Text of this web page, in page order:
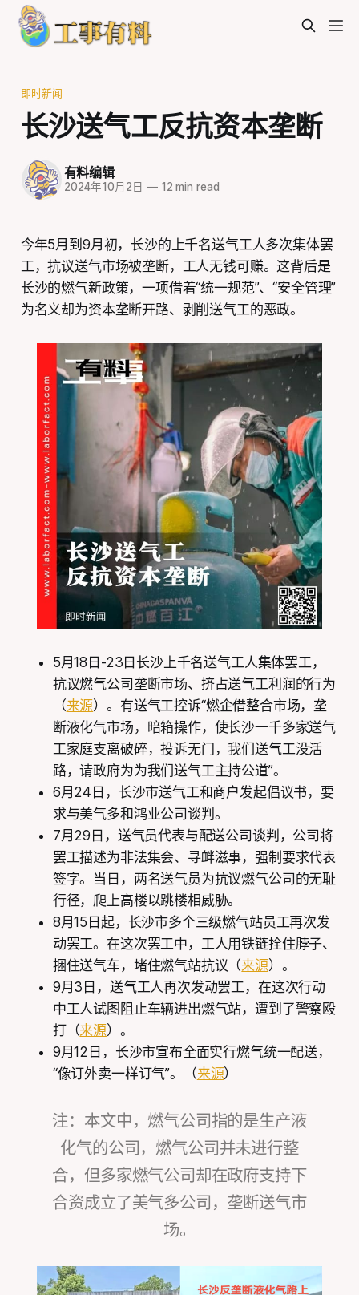
即时新闻
长沙送气工反抗资本垄断
有料编辑
2024年10月2日 —12 min read
今年5月到9月初，长沙的上千名送气工人多次集体罢
工，抗议送气市场被垄断，工人无钱可赚。这背后是
长沙的燃气新政策，一项借着“统一规范”、“安全管理”
为名义却为资本垄断开路、剥削送气工的恶政。
5月18日-23日长沙上千名送气工人集体罢工，
抗议燃气公司垄断市场、挤占送气工利润的行为
（来源）。有送气工控诉“燃企借整合市场，垄
断液化气市场，暗箱操作，使长沙一千多家送气
工家庭支离破碎，投诉无门，我们送气工没活
路，请政府为为我们送气工主持公道”。
6月24日，长沙市送气工和商户发起倡议书，要
求与美气多和鸿业公司谈判。
7月29日，送气员代表与配送公司谈判，公司将
罢工描述为非法集会、寻衅滋事，强制要求代表
签字。当日，两名送气员为抗议燃气公司的无耻
行径，爬上高楼以跳楼相威胁。
8月15日起，长沙市多个三级燃气站员工再次发
动罢工。在这次罢工中，工人用铁链拴住脖子、
捆住送气车，堵住燃气站抗议（来源）。
9月3日，送气工人再次发动罢工，在这次行动
中工人试图阻止车辆进出燃气站，遭到了警察殴
打（来源）。
9月12日，长沙市宣布全面实行燃气统一配送，
“像订外卖一样订气”。（来源）
注：本文中，燃气公司指的是生产液
化气的公司，燃气公司并未进行整
合，但多家燃气公司却在政府支持下
合资成立了美气多公司，垄断送气市
场。